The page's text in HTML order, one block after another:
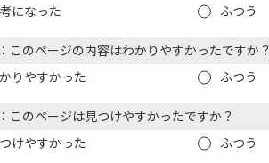
になった
ふつう
このページの内容はわかりやすかったですか？
りやすかった
ふつう
このページは見つけやすかったですか？
けやすかった
ふつう